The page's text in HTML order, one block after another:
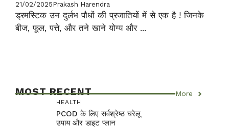
21/02/2025Prakash Harendra
ड्रमस्टिक उन दुर्लभ पौधों की प्रजातियों में से एक है ! जिनके
बीज, फूल, पत्ते, और तने खाने योग्य और ...
MOST RECENT More
HEALTH
PCOD के लिए सर्वश्रेष्ठ घरेलू
उपाय और डाइट प्लान